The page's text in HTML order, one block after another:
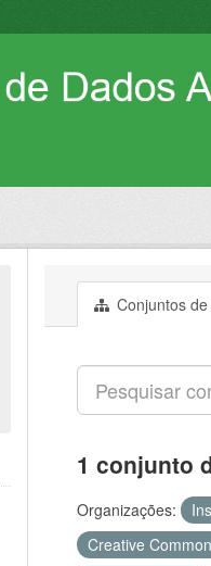
Conjuntos
1 conjunto
Organizações:
Creative